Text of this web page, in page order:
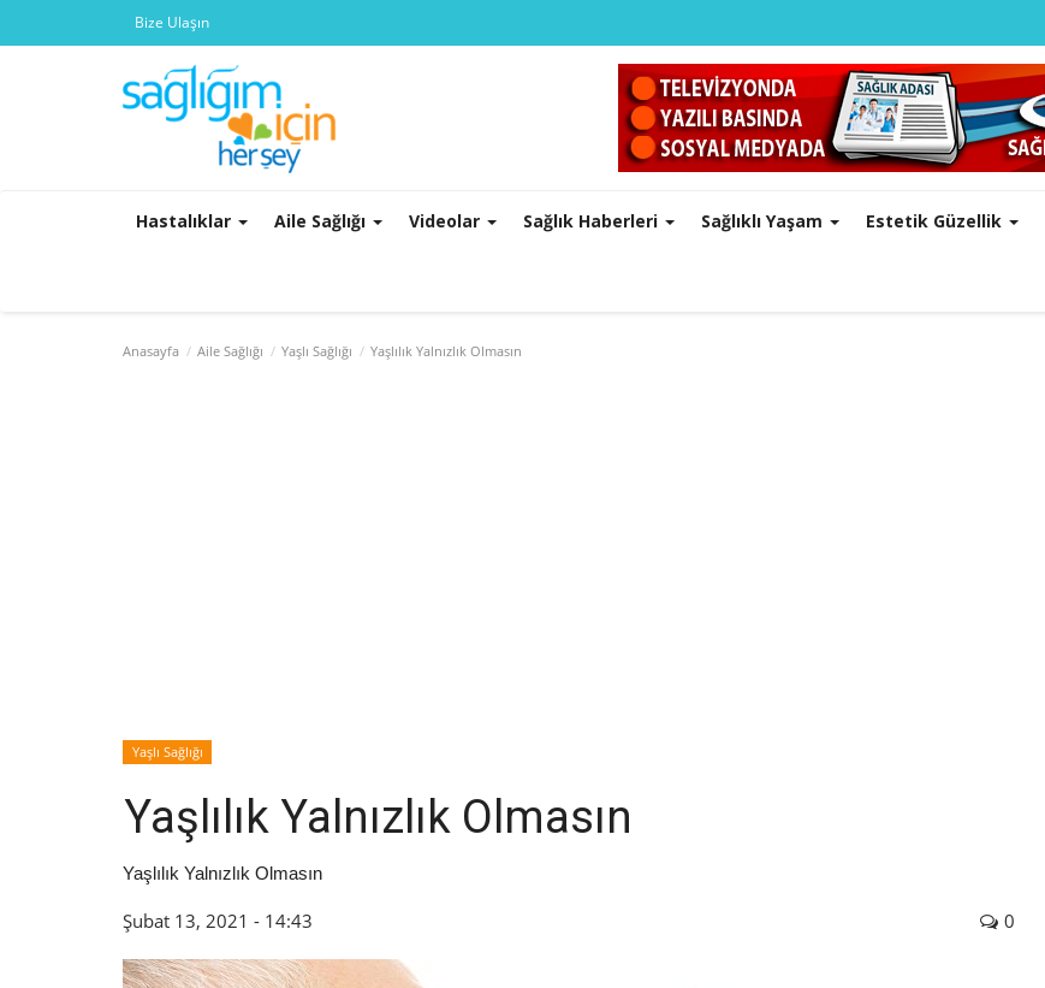
Bize Ulaşın
Hastalıklar Aile Sağlığı Videolar Sağlık Haberleri Sağlıklı Yaşam Estetik Güzellik
Anasayfa Aile Sağlığı Yaşlı Sağlığı Yaşlılık Yalnızlık Olmasın
Yaşlı Sağlığı
Yaşlılık Yalnızlık Olmasın
Yaşlılık Yalnızlık Olmasın
Şubat 13, 2021 - 14:43 0